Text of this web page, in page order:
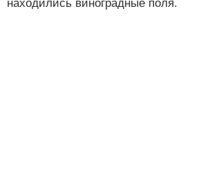
находились виноградные поля.